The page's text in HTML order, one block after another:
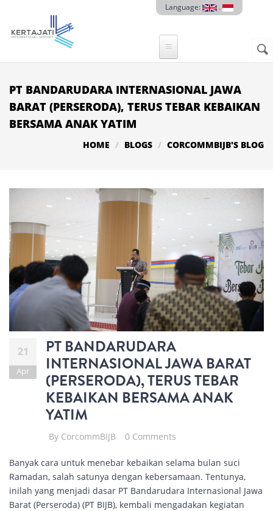
Language: .
PT BANDARUDARA INTERNASIONAL JAWA
BARAT (PERSERODA), TERUS TEBAR KEBAIKAN
BERSAMA ANAK YATIM
HOME BLOGS CORCOMMBIJB'S BLOG
21
Apr
PT BANDARUDARA
INTERNASIONAL JAWA BARAT
(PERSERODA), TERUS TEBAR
KEBAIKAN BERSAMA ANAK
YATIM
By CorcommBIJB 0 Comments
Banyak cara untuk menebar kebaikan selama bulan suci
Ramadan, salah satunya dengan kebersamaan. Tentunya,
inilah yang menjadi dasar PT Bandarudara Internasional Jawa
Barat (Perseroda) (PT BIJB), kembali mengadakan kegiatan